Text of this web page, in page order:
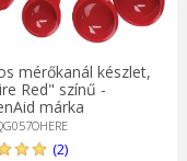
mérőkanál készlet,
Red" színű -
márka
(2)